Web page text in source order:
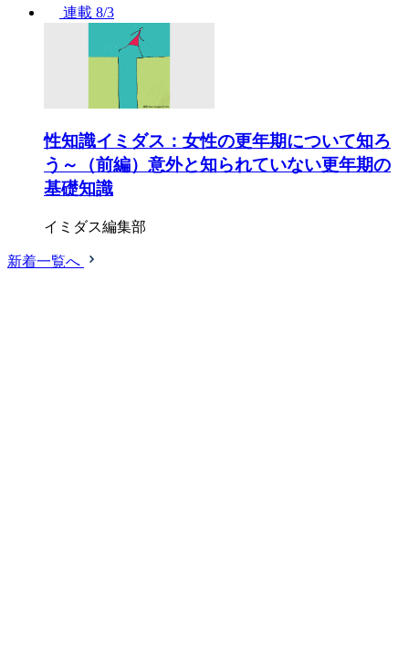
連載 8/3
性知識イミダス：女性の更年期について知ろ
う～（前編）意外と知られていない更年期の
基礎知識
イミダス編集部
新着一覧へ